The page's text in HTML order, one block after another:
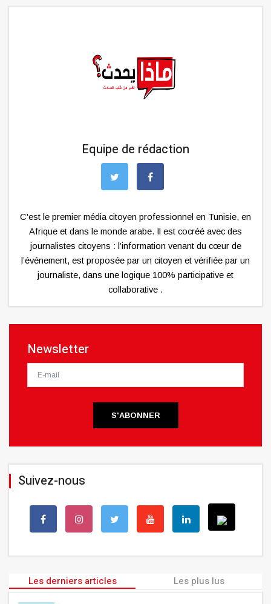
Equipe de rédaction
C'est le premier média citoyen professionnel en Tunisie, en
Afrique et dans le monde arabe. Il est cocréé avec des
journalistes citoyens : l’information venant du cœur de
l’événement, est proposée par un citoyen et vérifiée par un
journaliste, dans une logique 100% participative et
collaborative .
Newsletter
S'ABONNER
Suivez-nous
Les derniers articles Les plus lus